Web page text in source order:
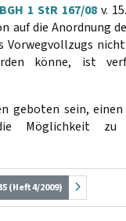
BGH 1 StR 167/08 v.
auf die Anordnung
Vorwegvollzugs
könne, ist
geboten sein,
Möglichkeit
(Heft 4/2009)